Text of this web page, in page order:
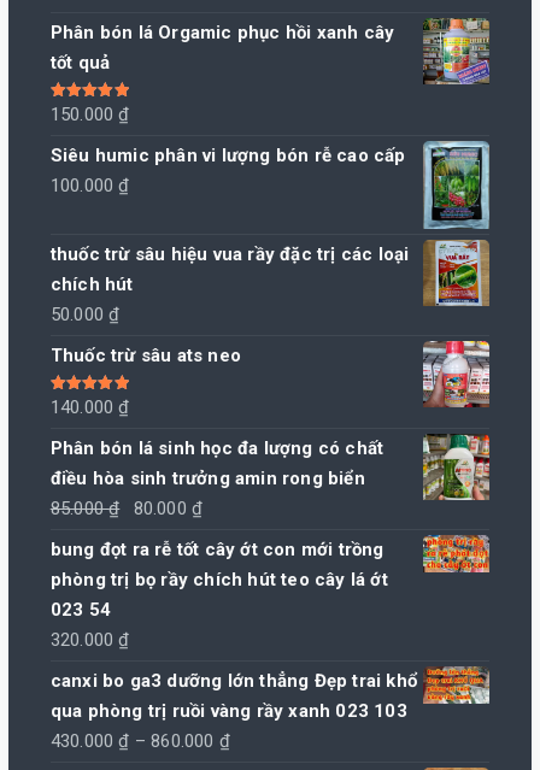
Phân bón lá Orgamic phục hồi xanh cây
tốt quả
Được xếp
hạng 5.00 5
150.000₫
Siêu humic phân vi lượng bón rễ cao cấp
100.000₫
thuốc trừ sâu hiệu vua rầy đặc trị các loại
chích hút
50.000₫
Thuốc trừ sâu ats neo
Được xếp
5
140.000₫
Phân bón lá sinh học đa lượng có chất
điều hòa sinh trưởng amin rong biển
85.000₫
Giá
là:
80.000 ₫
hiện
tại
bung đọt ra rễ tốt cây ớt con mới trồng
phòng trị bọ rầy chích hút teo cây lá ớt
023 54
320.000₫
canxi bo ga3 dưỡng lớn thẳng Đẹp trai khổ
qua phòng trị ruồi vàng rầy xanh 023 103
430.000₫ – 860.000 ₫Khoảng